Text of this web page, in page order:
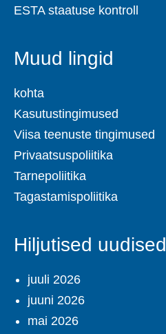
ESTA staatuse kontroll
Muud lingid
kohta
Kasutustingimused
Viisa teenuste tingimused
Privaatsuspoliitika
Tarnepoliitika
Tagastamispoliitika
Hiljutised uudised
juuli 2026
juuni 2026
mai 2026